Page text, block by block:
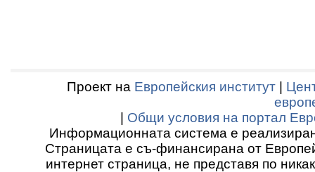
Проект на Европейския институт
Общи условия на портал
Информационната система е
Страницата е съ-финансирана от
интернет страница, не представя по